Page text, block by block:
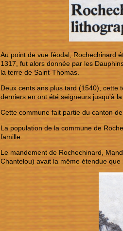
Au point de vue féodal, Rochechinard
1317, fut alors donnée par les
la terre de Saint-Thomas.
Deux cents ans plus tard (1540), cette
derniers en ont été seigneurs jusqu'à
Cette commune fait partie du canton
La population de la commune de
famille.
Le mandement de Rochechinard,
Chantelou) avait la même étendue